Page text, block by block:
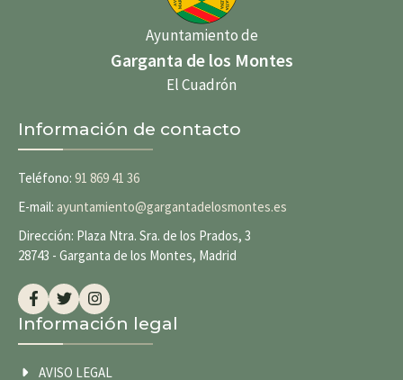
Ayuntamiento de
Garganta de los Montes
El Cuadrón
Información de contacto
Teléfono: 91 869 41 36
E-mail: ayuntamiento@gargantadelosmontes.es
Dirección: Plaza Ntra. Sra. de los Prados, 3
28743 - Garganta de los Montes, Madrid
Información legal
AVISO LEGAL